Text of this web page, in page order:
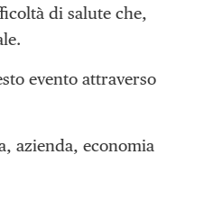
di salute che,
evento attraverso
azienda, economia